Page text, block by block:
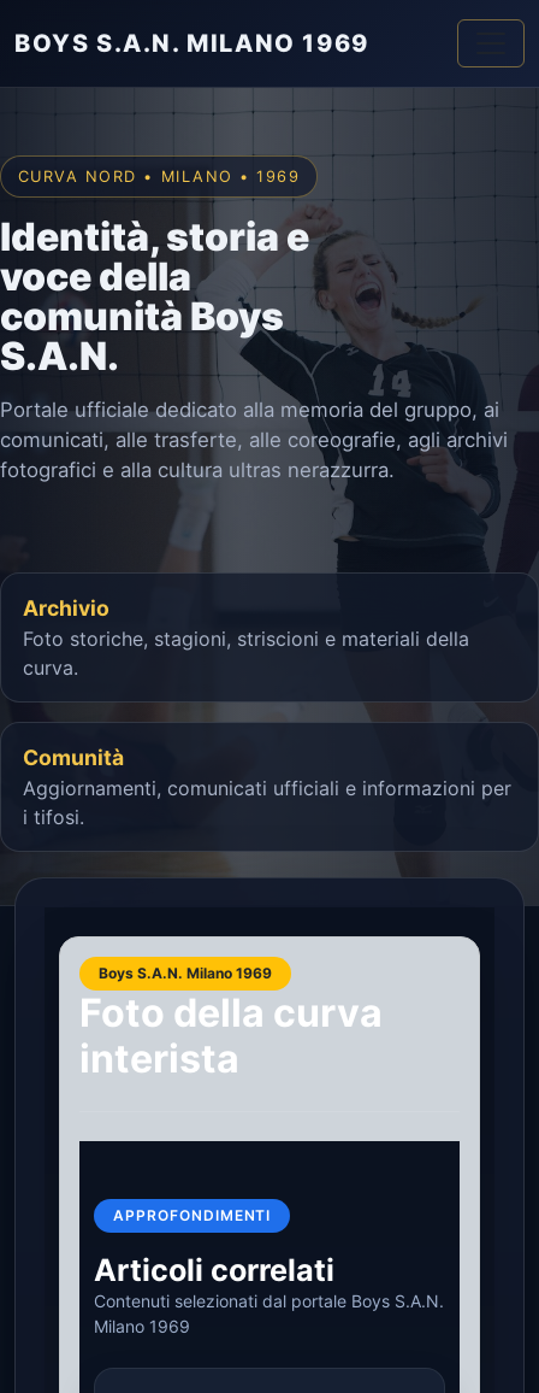
BOYS S.A.N. MILANO 1969
CURVA NORD • MILANO • 1969
Identità, storia e
voce della
comunità Boys
S.A.N.
Portale ufficiale dedicato alla memoria del gruppo, ai
comunicati, alle trasferte, alle coreografie, agli archivi
fotografici e alla cultura ultras nerazzurra.
Archivio
Foto storiche, stagioni, striscioni e materiali della
curva.
Comunità
Aggiornamenti, comunicati ufficiali e informazioni per
i tifosi.
Boys S.A.N. Milano 1969
Foto della curva
interista
APPROFONDIMENTI
Articoli correlati
Contenuti selezionati dal portale Boys S.A.N.
Milano 1969